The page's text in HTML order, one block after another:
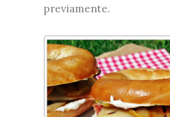
previamente.